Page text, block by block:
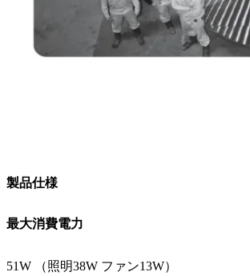
製品仕様
最大消費電力
51W （照明38W ファン13W）